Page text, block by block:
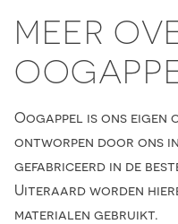
MEER
Oogappel is ons eigen
ontworpen door ons
gefabriceerd in de
Uiteraard worden
materialen gebruikt.